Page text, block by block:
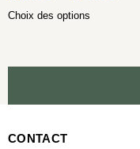
Choix des options
CONTACT